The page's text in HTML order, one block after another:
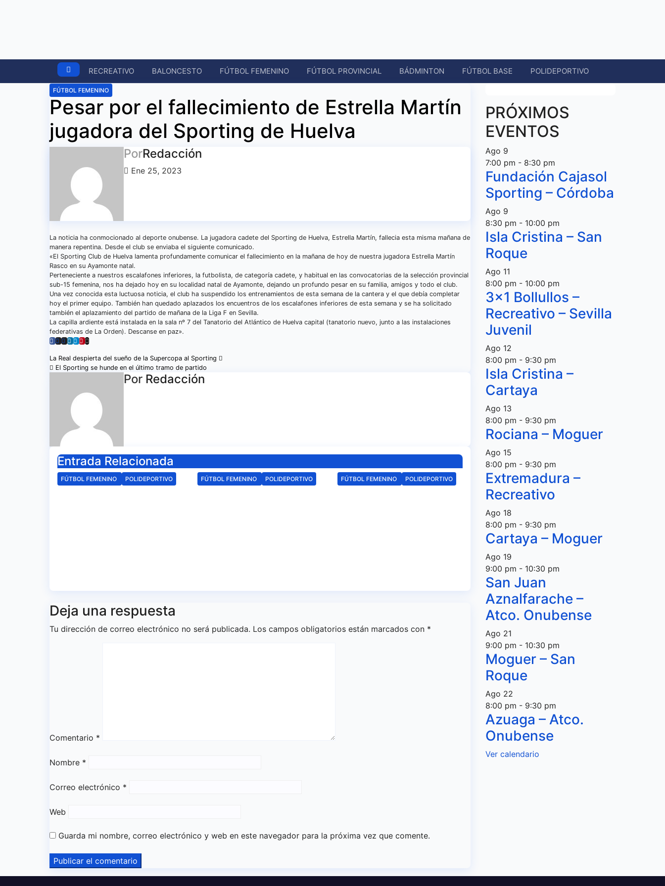
RECREATIVO BALONCESTO FÚTBOL FEMENINO FÚTBOL PROVINCIAL BÁDMINTON FÚTBOL BASE POLIDEPORTIVO
FÚTBOL FEMENINO
Pesar por el fallecimiento de Estrella Martín
jugadora del Sporting de Huelva
PorRedacción
Ene 25, 2023
La noticia ha conmocionado al deporte onubense. La jugadora cadete del Sporting de Huelva, Estrella Martín, fallecia esta misma mañana de
manera repentina. Desde el club se enviaba el siguiente comunicado.
«El Sporting Club de Huelva lamenta profundamente comunicar el fallecimiento en la mañana de hoy de nuestra jugadora Estrella Martín
Rasco en su Ayamonte natal.
Perteneciente a nuestros escalafones inferiores, la futbolista, de categoría cadete, y habitual en las convocatorias de la selección provincial
sub-15 femenina, nos ha dejado hoy en su localidad natal de Ayamonte, dejando un profundo pesar en su familia, amigos y todo el club.
Una vez conocida esta luctuosa noticia, el club ha suspendido los entrenamientos de esta semana de la cantera y el que debía completar
hoy el primer equipo. También han quedado aplazados los encuentros de los escalafones inferiores de esta semana y se ha solicitado
también el aplazamiento del partido de mañana de la Liga F en Sevilla.
La capilla ardiente está instalada en la sala nº 7 del Tanatorio del Atlántico de Huelva capital (tanatorio nuevo, junto a las instalaciones
federativas de La Orden). Descanse en paz».
Navegación
entradas
La Real despierta del sueño de la Supercopa al Sporting
El Sporting se hunde en el último tramo de partido
Por Redacción
Entrada Relacionada
FÚTBOL FEMENINO POLIDEPORTIVO FÚTBOL FEMENINO POLIDEPORTIVO FÚTBOL FEMENINO POLIDEPORTIVO
Deja una respuesta
Tu dirección de correo electrónico no será publicada. Los campos obligatorios están marcados con *
Comentario *
Nombre *
Correo electrónico *
Web
Guarda mi nombre, correo electrónico y web en este navegador para la próxima vez que comente.
PRÓXIMOS
EVENTOS
Ago 9
7:00 pm - 8:30 pm
Fundación Cajasol
Sporting – Córdoba
Ago 9
8:30 pm - 10:00 pm
Isla Cristina – San
Roque
Ago 11
8:00 pm - 10:00 pm
3×1 Bollullos –
Recreativo – Sevilla
Juvenil
Ago 12
8:00 pm - 9:30 pm
Isla Cristina –
Cartaya
Ago 13
8:00 pm - 9:30 pm
Rociana – Moguer
Ago 15
8:00 pm - 9:30 pm
Extremadura –
Recreativo
Ago 18
8:00 pm - 9:30 pm
Cartaya – Moguer
Ago 19
9:00 pm - 10:30 pm
San Juan
Aznalfarache –
Atco. Onubense
Ago 21
9:00 pm - 10:30 pm
Moguer – San
Roque
Ago 22
8:00 pm - 9:30 pm
Azuaga – Atco.
Onubense
Ver calendario